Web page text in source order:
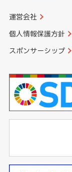
運営会社
個人情報保護方針
スポンサーシップ